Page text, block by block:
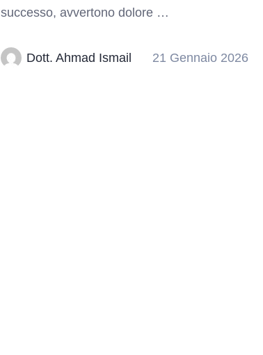
successo, avvertono dolore …
Dott. Ahmad Ismail 21 Gennaio 2026